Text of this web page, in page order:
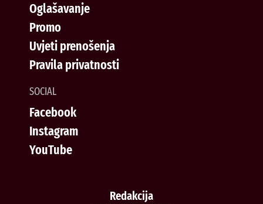
Oglašavanje
Promo
Uvjeti prenošenja
Pravila privatnosti
SOCIAL
Facebook
Instagram
YouTube
Redakcija